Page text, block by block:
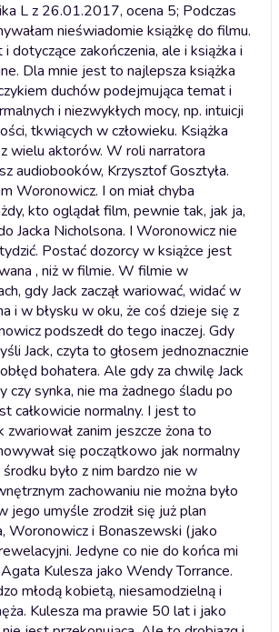
L z 26.01.2017, ocena 5; Podczas
nieświadomie książkę do filmu.
dotyczące zakończenia, ale i książka i
Dla mnie jest to najlepsza książka
duchów podejmująca temat i
i niezwykłych mocy, np. intuicji
tkwiących w człowieku. Książka
wielu aktorów. W roli narratora
audiobooków, Krzysztof Gosztyła.
Woronowicz. I on miał chyba
kto oglądał film, pewnie tak, jak ja,
Jacka Nicholsona. I Woronowicz nie
Postać dozorcy w książce jest
, niż w filmie. W filmie w
gdy Jack zaczął wariować, widać w
i w błysku w oku, że coś dzieje się z
podszedł do tego inaczej. Gdy
Jack, czyta to głosem jednoznacznie
bohatera. Ale gdy za chwilę Jack
czy synka, nie ma żadnego śladu po
całkowicie normalny. I jest to
zwariował zanim jeszcze żona to
się początkowo jak normalny
było z nim bardzo nie w
zachowaniu nie można było
jego umyśle zrodził się już plan
Woronowicz i Bonaszewski (jako
Jedyne co nie do końca mi
Kulesza jako Wendy Torrance.
młodą kobietą, niesamodzielną i
Kulesza ma prawie 50 lat i jako